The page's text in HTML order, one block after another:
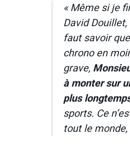
« Même si je
David
faut savoir
chrono en
grave,
à monter sur
plus
sports. Ce
tout le